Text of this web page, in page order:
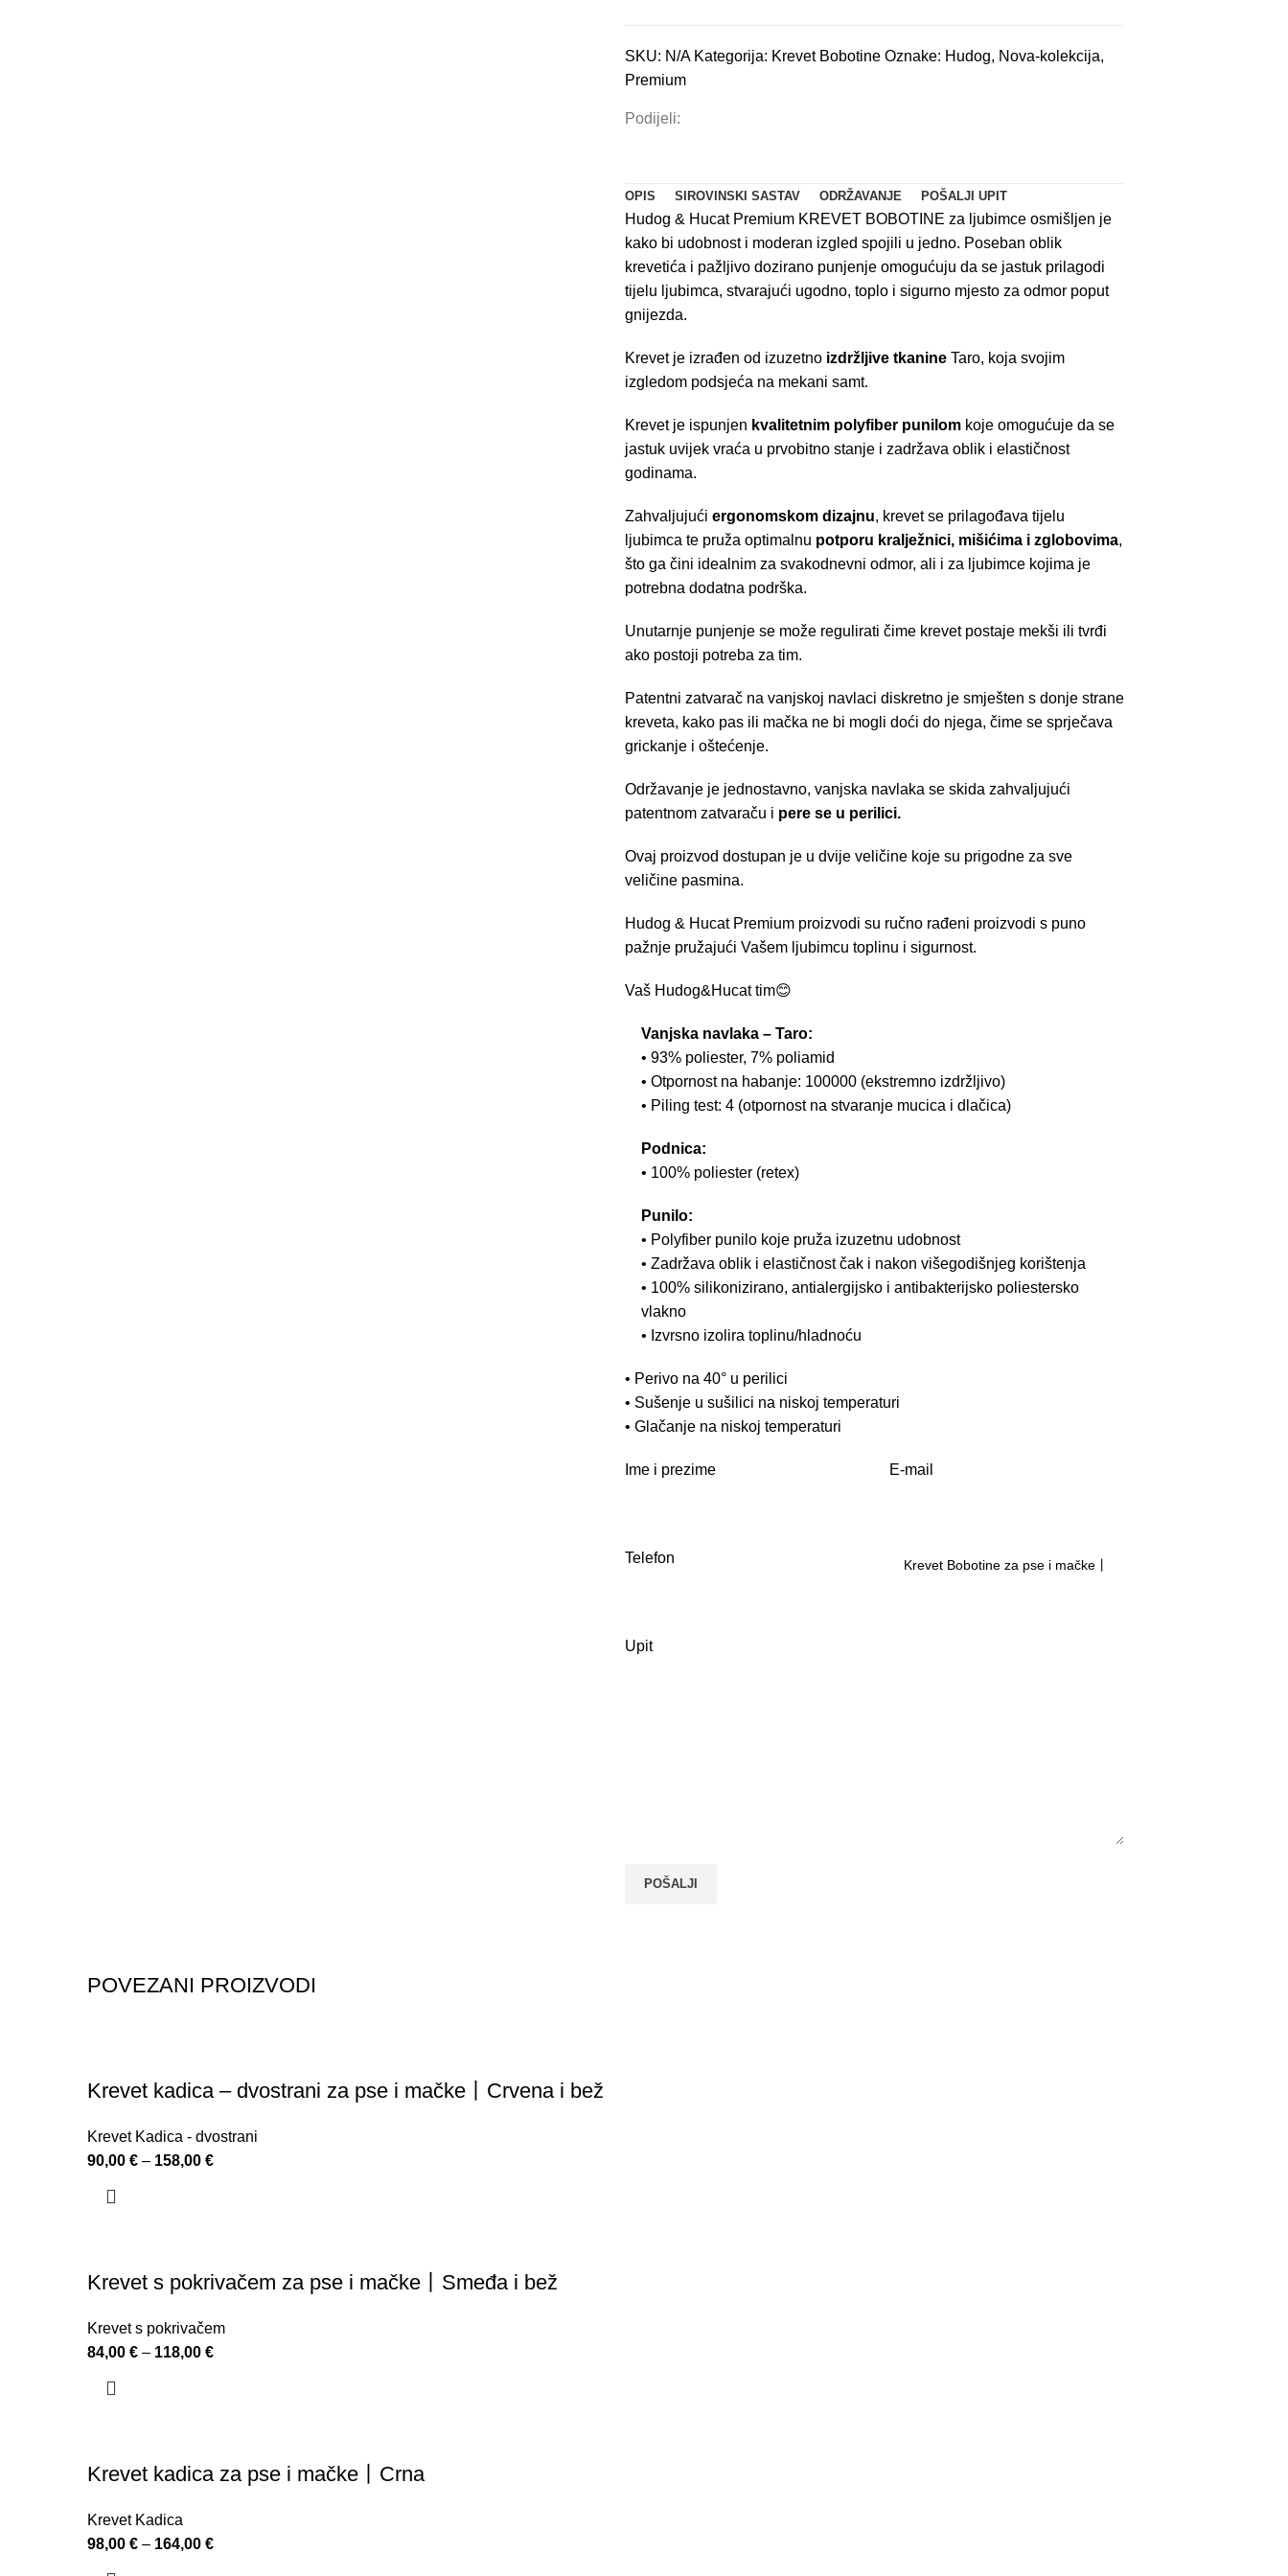
Bež
količina
SKU: N/A Kategorija: Krevet Bobotine Oznake: Hudog, Nova-kolekcija,
Premium
Podijeli:
OPIS SIROVINSKI SASTAV ODRŽAVANJE POŠALJI UPIT
Hudog & Hucat Premium KREVET BOBOTINE za ljubimce osmišljen je
kako bi udobnost i moderan izgled spojili u jedno. Poseban oblik
krevetića i pažljivo dozirano punjenje omogućuju da se jastuk prilagodi
tijelu ljubimca, stvarajući ugodno, toplo i sigurno mjesto za odmor poput
gnijezda.
Krevet je izrađen od izuzetno izdržljive tkanine Taro, koja svojim
izgledom podsjeća na mekani samt.
Krevet je ispunjen kvalitetnim polyfiber punilom koje omogućuje da se
jastuk uvijek vraća u prvobitno stanje i zadržava oblik i elastičnost
godinama.
Zahvaljujući ergonomskom dizajnu, krevet se prilagođava tijelu
ljubimca te pruža optimalnu potporu kralježnici, mišićima i zglobovima,
što ga čini idealnim za svakodnevni odmor, ali i za ljubimce kojima je
potrebna dodatna podrška.
Unutarnje punjenje se može regulirati čime krevet postaje mekši ili tvrđi
ako postoji potreba za tim.
Patentni zatvarač na vanjskoj navlaci diskretno je smješten s donje strane
kreveta, kako pas ili mačka ne bi mogli doći do njega, čime se sprječava
grickanje i oštećenje.
Održavanje je jednostavno, vanjska navlaka se skida zahvaljujući
patentnom zatvaraču i pere se u perilici.
Ovaj proizvod dostupan je u dvije veličine koje su prigodne za sve
veličine pasmina.
Hudog & Hucat Premium proizvodi su ručno rađeni proizvodi s puno
pažnje pružajući Vašem ljubimcu toplinu i sigurnost.
Vaš Hudog&Hucat tim😊
Vanjska navlaka – Taro:
• 93% poliester, 7% poliamid
• Otpornost na habanje: 100000 (ekstremno izdržljivo)
• Piling test: 4 (otpornost na stvaranje mucica i dlačica)
Podnica:
• 100% poliester (retex)
Punilo:
• Polyfiber punilo koje pruža izuzetnu udobnost
• Zadržava oblik i elastičnost čak i nakon višegodišnjeg korištenja
• 100% silikonizirano, antialergijsko i antibakterijsko poliestersko
vlakno
• Izvrsno izolira toplinu/hladnoću
• Perivo na 40° u perilici
• Sušenje u sušilici na niskoj temperaturi
• Glačanje na niskoj temperaturi
Ime i prezime E-mail
Telefon
Upit
POVEZANI PROIZVODI
Krevet kadica – dvostrani za pse i mačke丨Crvena i bež
Krevet Kadica - dvostrani
90,00 € – 158,00 €
Krevet s pokrivačem za pse i mačke丨Smeđa i bež
Krevet s pokrivačem
84,00 € – 118,00 €
Krevet kadica za pse i mačke丨Crna
Krevet Kadica
98,00 € – 164,00 €